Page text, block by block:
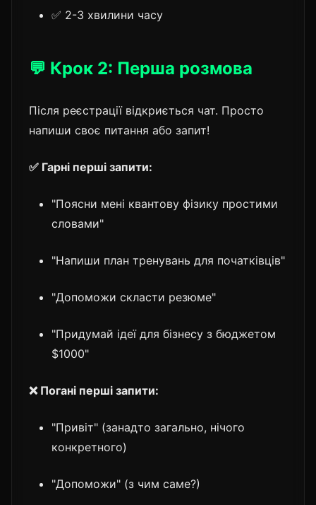
✅ 2-3 хвилини часу
💬 Крок 2: Перша розмова
Після реєстрації відкриється чат. Просто
напиши своє питання або запит!
✅ Гарні перші запити:
"Поясни мені квантову фізику простими
словами"
"Напиши план тренувань для початківців"
"Допоможи скласти резюме"
"Придумай ідеї для бізнесу з бюджетом
$1000"
❌ Погані перші запити:
"Привіт" (занадто загально, нічого
конкретного)
"Допоможи" (з чим саме?)